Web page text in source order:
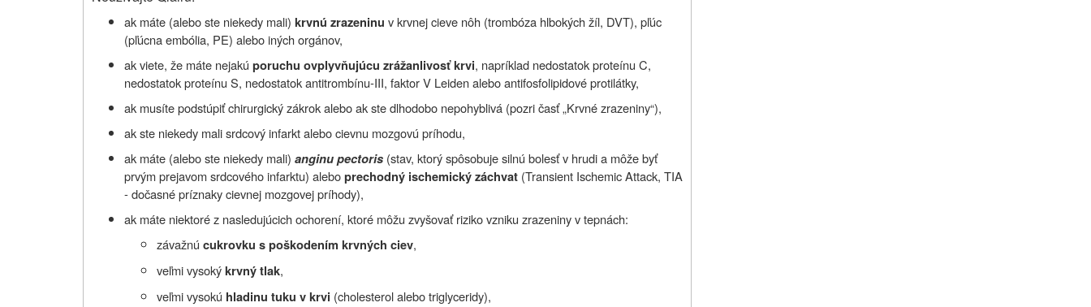
ak máte (alebo ste niekedy mali) krvnú zrazeninu v krvnej cieve nôh (trombóza hlbokýchžíl, DVT), pľúc
(pľúcna embólia, PE) alebo iných orgánov,
ak viete, že máte nejakú poruchu ovplyvňujúcu zrážanlivosť krvi, napríklad nedostatok proteínu C,
nedostatok proteínu S, nedostatok antitrombínu‑III, faktor V Leiden alebo antifosfolipidové protilátky,
ak musíte podstúpiť chirurgický zákrok alebo ak ste dlhodobo nepohyblivá (pozri časť „Krvné zrazeniny“),
ak ste niekedy mali srdcový infarkt alebo cievnu mozgovú príhodu,
ak máte (alebo ste niekedy mali) anginu pectoris (stav, ktorý spôsobuje silnú bolesť v hrudi a môže byť
prvým prejavom srdcového infarktu) aleboprechodný ischemický záchvat (Transient Ischemic Attack, TIA
- dočasné príznaky cievnej mozgovej príhody),
ak máte niektoré z nasledujúcich ochorení, ktoré môžu zvyšovať riziko vzniku zrazeniny v tepnách:
závažnú cukrovku s poškodením krvných ciev,
veľmi vysokýkrvný tlak,
veľmi vysokú hladinu tuku v krvi (cholesterol alebo triglyceridy),